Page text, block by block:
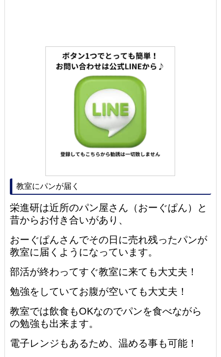
教室にパンが届く
栄進研は近所のパン屋さん（おーぐぱん）と
昔からお付き合いがあり、
おーぐぱんさんでその日に売れ残ったパンが
教室に届くようになっています。
部活が終わってすぐ教室に来ても大丈夫！
勉強をしていてお腹が空いても大丈夫！
教室では飲食もOKなのでパンを食べながら
の勉強も出来ます。
電子レンジもあるため、温める事も可能！